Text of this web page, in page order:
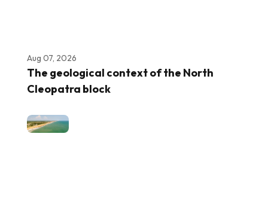
Aug 07, 2026
The geological context of the North
Cleopatra block